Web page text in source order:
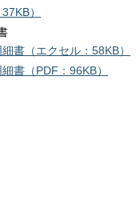
）
書（エクセル：58KB）
書（PDF：96KB）